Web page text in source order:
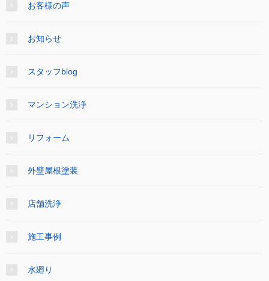
お客様の声
お知らせ
スタッフblog
マンション洗浄
リフォーム
外壁屋根塗装
店舗洗浄
施工事例
水廻り